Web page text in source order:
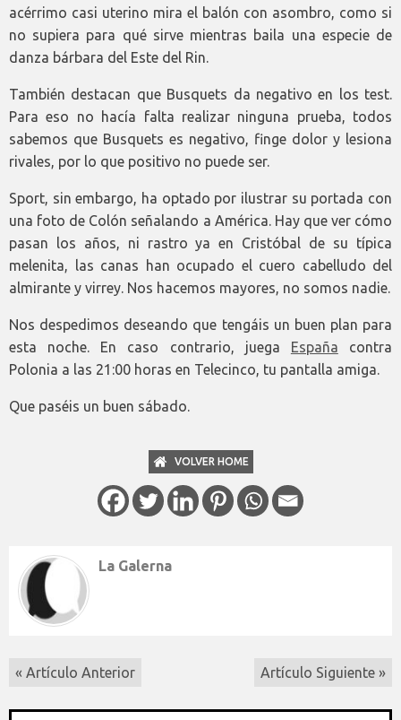
acérrimo casi uterino mira el balón con asombro, como si
no supiera para qué sirve mientras baila una especie de
danza bárbara del Este del Rin.
También destacan que Busquets da negativo en los test.
Para eso no hacía falta realizar ninguna prueba, todos
sabemos que Busquets es negativo, finge dolor y lesiona
rivales, por lo que positivo no puede ser.
Sport, sin embargo, ha optado por ilustrar su portada con
una foto de Colón señalando a América. Hay que ver cómo
pasan los años, ni rastro ya en Cristóbal de su típica
melenita, las canas han ocupado el cuero cabelludo del
almirante y virrey. Nos hacemos mayores, no somos nadie.
Nos despedimos deseando que tengáis un buen plan para
esta noche. En caso contrario, juega España contra
Polonia a las 21:00 horas en Telecinco, tu pantalla amiga.
Que paséis un buen sábado.
VOLVER HOME
La Galerna
« Artículo Anterior Artículo Siguiente »